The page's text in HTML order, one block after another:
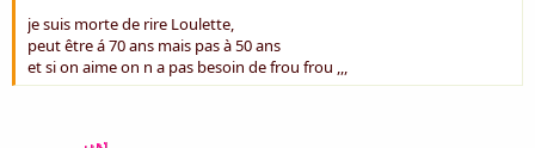
je suis morte de rire Loulette,
peut être á 70 ans mais pas à 50 ans
et si on aime on n a pas besoin de frou frou ,,,